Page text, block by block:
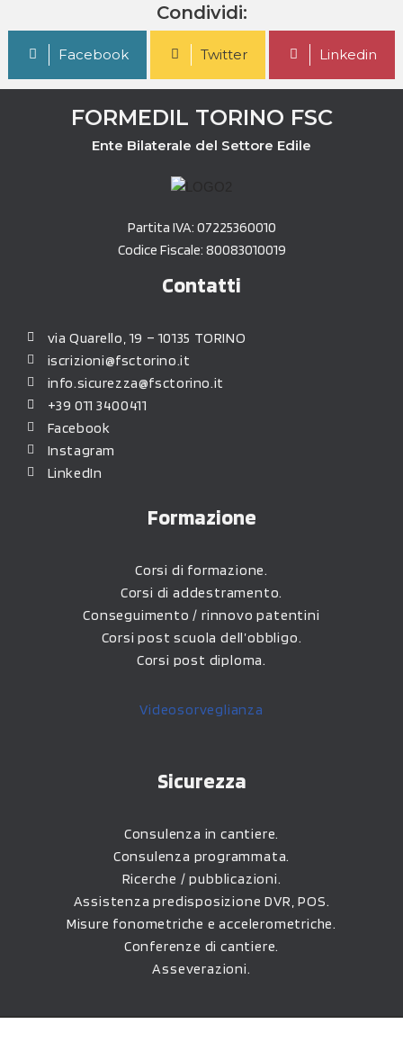
Condividi:
Facebook Twitter Linkedin
FORMEDIL TORINO FSC
Ente Bilaterale del Settore Edile
Partita IVA: 07225360010
Codice Fiscale: 80083010019
Contatti
via Quarello, 19 – 10135 TORINO
iscrizioni@fsctorino.it
info.sicurezza@fsctorino.it
+39 011 3400411
Facebook
Instagram
LinkedIn
Formazione
Corsi di formazione.
Corsi di addestramento.
Conseguimento / rinnovo patentini
Corsi post scuola dell’obbligo.
Corsi post diploma.
Videosorveglianza
Sicurezza
Consulenza in cantiere.
Consulenza programmata.
Ricerche / pubblicazioni.
Assistenza predisposizione DVR, POS.
Misure fonometriche e accelerometriche.
Conferenze di cantiere.
Asseverazioni.